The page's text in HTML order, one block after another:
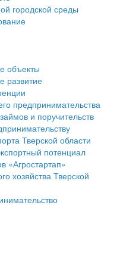
области
округа
регламентов
ранее учтенных
субъектов малого и
субъектов малого и
городской среды
объекты
развитие
предпринимательства
и поручительств
Тверской области
потенциал
«Агростартап»
хозяйства Тверской